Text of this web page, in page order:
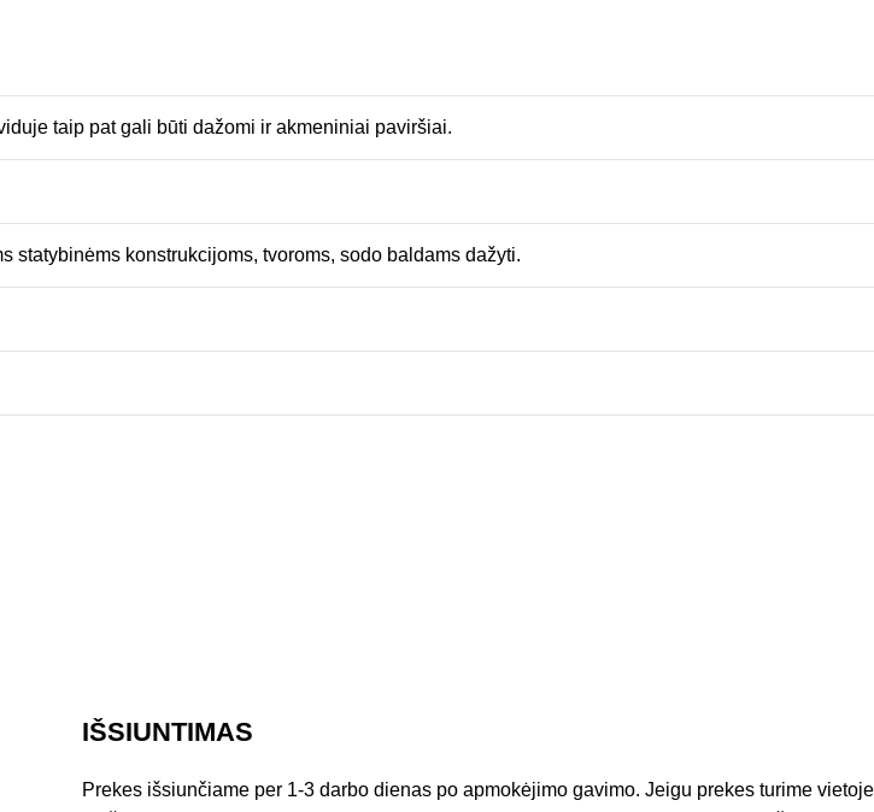
taip pat gali būti dažomi ir akmeniniai paviršiai.
statybinėms konstrukcijoms, tvoroms, sodo baldams dažyti.
IŠSIUNTIMAS
Prekes išsiunčiame per 1-3 darbo dienas po apmokėjimo gavimo. Jeigu prekes turime vietoje